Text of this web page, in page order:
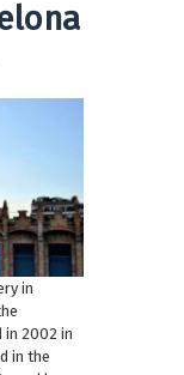
in
in 2002 in
in the